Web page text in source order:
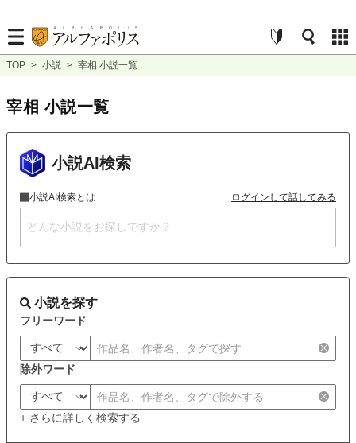
TOP > 小説 > 宰相 小説一覧
宰相 小説一覧
小説AI検索
小説AI検索とは ログインして話してみる
小説を探す
フリーワード
除外ワード
+ さらに詳しく検索する